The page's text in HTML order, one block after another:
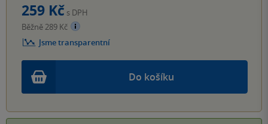
Do košíku
259 Kč s DPH
Běžně 289 Kč
Jsme transparentní